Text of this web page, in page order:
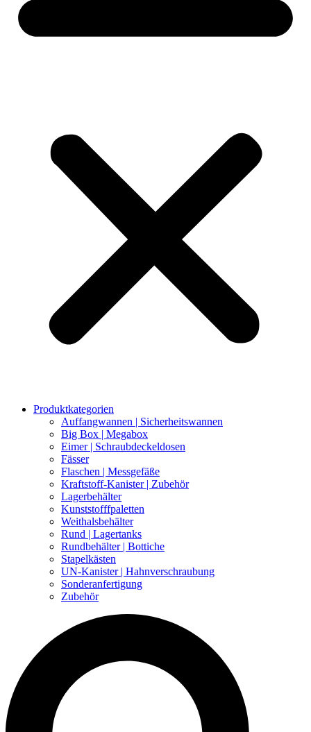
Produktkategorien
Auffangwannen | Sicherheitswannen
Big Box | Megabox
Eimer | Schraubdeckeldosen
Fässer
Flaschen | Messgefäße
Kraftstoff-Kanister | Zubehör
Lagerbehälter
Kunststofffpaletten
Weithalsbehälter
Rund | Lagertanks
Rundbehälter | Bottiche
Stapelkästen
UN-Kanister | Hahnverschraubung
Sonderanfertigung
Zubehör